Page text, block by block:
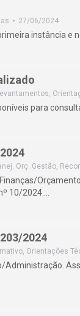
27/06/2024
instância e
,
para
Orç. Gestão,
10/2024.…
2024
, Orientações